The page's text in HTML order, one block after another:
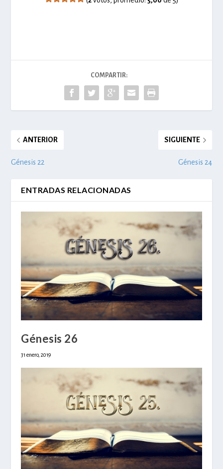
COMPARTIR:
ANTERIOR
Génesis 22
SIGUIENTE
Génesis 24
ENTRADAS RELACIONADAS
Génesis 26
31 enero, 2019